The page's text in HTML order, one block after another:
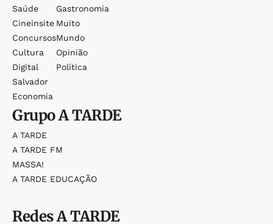
Saúde
Cineinsite
Concursos
Cultura
Digital
Salvador
Economia
Gastronomia
Muito
Mundo
Opinião
Política
GrupoA TARDE
A TARDE
A TARDE FM
MASSA!
A TARDE EDUCAÇÃO
RedesA TARDE